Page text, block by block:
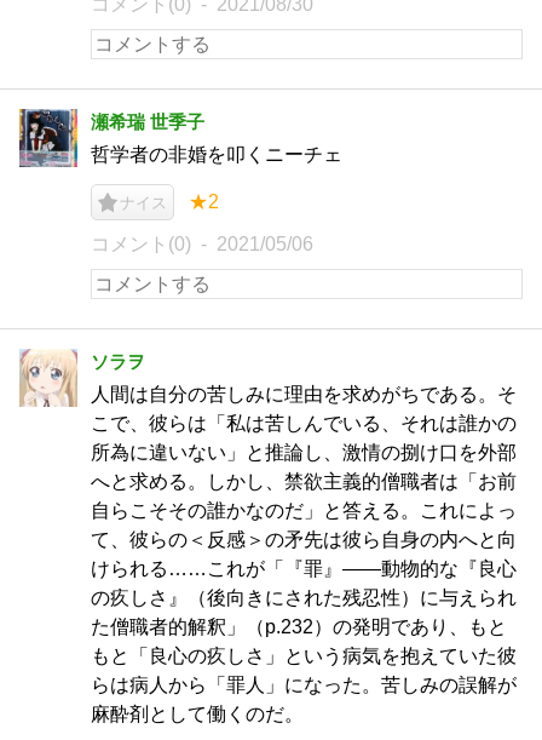
コメント(0) 2021/08/30
瀬希瑞 世季子
哲学者の非婚を叩くニーチェ
ナイス ★2
コメント(0) 2021/05/06
ソラヲ
人間は自分の苦しみに理由を求めがちである。そ
こで、彼らは「私は苦しんでいる、それは誰かの
所為に違いない」と推論し、激情の捌け口を外部
へと求める。しかし、禁欲主義的僧職者は「お前
自らこそその誰かなのだ」と答える。これによっ
て、彼らの＜反感＞の矛先は彼ら自身の内へと向
けられる……これが「『罪』――動物的な『良心
の疚しさ』（後向きにされた残忍性）に与えられ
た僧職者的解釈」（p.232）の発明であり、もと
もと「良心の疚しさ」という病気を抱えていた彼
らは病人から「罪人」になった。苦しみの誤解が
麻酔剤として働くのだ。